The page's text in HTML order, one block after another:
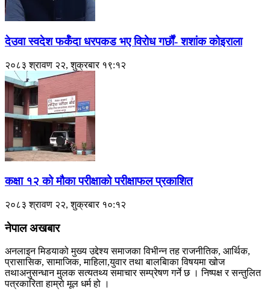
देउवा स्वदेश फर्कँदा धरपकड भए विरोध गर्छौं- शशांक कोइराला
२०८३ श्रावण २२, शुक्रबार १९:१२
कक्षा १२ को मौका परीक्षाको परीक्षाफल प्रकाशित
२०८३ श्रावण २२, शुक्रबार १०:१२
नेपाल अखबार
अनलाइन मिडयाको मुख्य उद्देश्य समाजका विभीन्न तह राजनीतिक, आर्थिक,
प्रासासिक, सामाजिक, माहिला,युवार तथा बालबािका विषयमा खोज
तथाअनुसन्धान मुलक सत्यतथ्य समाचार सम्प्रेषण गर्ने छ । निष्पक्ष र सन्तुलित
पत्रकारिता हाम्रो मूल धर्म हो ।